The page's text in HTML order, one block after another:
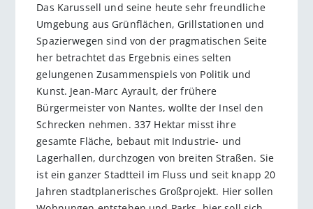
Das Karussell und seine heute sehr freundliche
Umgebung aus Grünflächen, Grillstationen und
Spazierwegen sind von der pragmatischen Seite
her betrachtet das Ergebnis eines selten
gelungenen Zusammenspiels von Politik und
Kunst. Jean-Marc Ayrault, der frühere
Bürgermeister von Nantes, wollte der Insel den
Schrecken nehmen. 337 Hektar misst ihre
gesamte Fläche, bebaut mit Industrie- und
Lagerhallen, durchzogen von breiten Straßen. Sie
ist ein ganzer Stadtteil im Fluss und seit knapp 20
Jahren stadtplanerisches Großprojekt. Hier sollen